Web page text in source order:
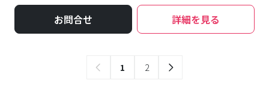
お問合せ 詳細を見る
1 2